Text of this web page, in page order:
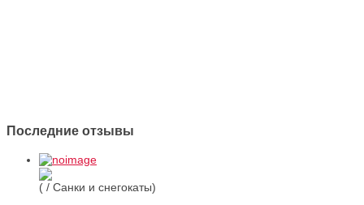
Последние отзывы
( / Санки и снегокаты)